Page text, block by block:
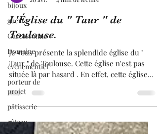
bijoux
guerre
Carcassonne
Domaine
évènementiel
porteur de
projet
pâtisserie
gâteau
Franck BRUGUIERE
L'Église du " Taur " de
Toulouse.
Je vous présente la splendide église du "
Taur " de Toulouse. Cette église n'est pas
située là par hasard . En effet, cette église
marque l'emplacement exact où a eu lieu le
martyre de " Saint-Saturnin " . Devant cette